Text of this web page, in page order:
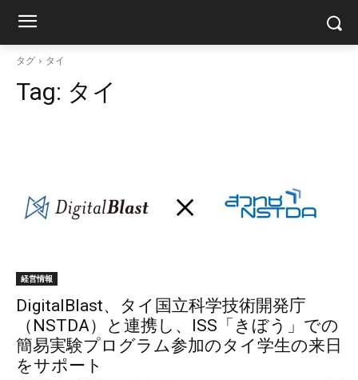
タグ タイ
Tag: タイ
経営情報
DigitalBlast、タイ国立科学技術開発庁
（NSTDA）と連携し、ISS「きぼう」での
簡易実験プログラム参加のタイ学生の来日
をサポート